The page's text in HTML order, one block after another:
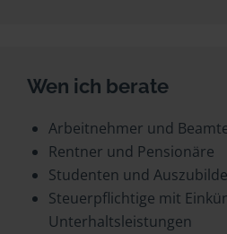
Wen ich berate
Arbeitnehmer und
Rentner und Pensionäre
Studenten und
Steuerpflichtige mit
Unterhaltsleistungen